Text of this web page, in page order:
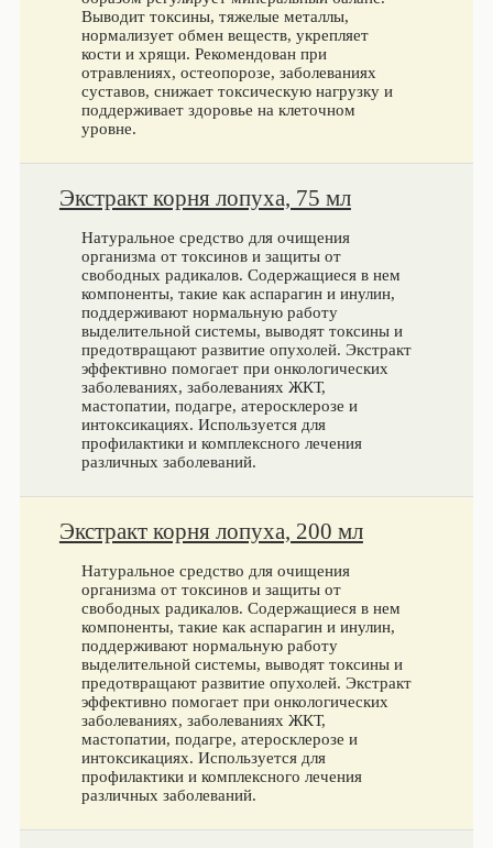
Выводит токсины, тяжелые металлы,
нормализует обмен веществ, укрепляет
кости и хрящи. Рекомендован при
отравлениях, остеопорозе, заболеваниях
суставов, снижает токсическую нагрузку и
поддерживает здоровье на клеточном
уровне.
Экстракт корня лопуха, 75 мл
Натуральное средство для очищения
организма от токсинов и защиты от
свободных радикалов. Содержащиеся в нем
компоненты, такие как аспарагин и инулин,
поддерживают нормальную работу
выделительной системы, выводят токсины и
предотвращают развитие опухолей. Экстракт
эффективно помогает при онкологических
заболеваниях, заболеваниях ЖКТ,
мастопатии, подагре, атеросклерозе и
интоксикациях. Используется для
профилактики и комплексного лечения
различных заболеваний.
Экстракт корня лопуха, 200 мл
Натуральное средство для очищения
организма от токсинов и защиты от
свободных радикалов. Содержащиеся в нем
компоненты, такие как аспарагин и инулин,
поддерживают нормальную работу
выделительной системы, выводят токсины и
предотвращают развитие опухолей. Экстракт
эффективно помогает при онкологических
заболеваниях, заболеваниях ЖКТ,
мастопатии, подагре, атеросклерозе и
интоксикациях. Используется для
профилактики и комплексного лечения
различных заболеваний.